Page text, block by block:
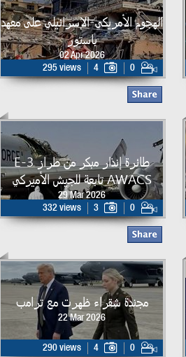
الهجوم الأمريكي-الإسرائيلي على معهد
باستور
02 Apr 2026
295 views
4 0
طائرة إنذار مبكر من طراز E-3
AWACS تابعة للجيش الأميركي
29 Mar 2026
332 views
3 0
مجندة شقراء ظهرت مع ترامب
22 Mar 2026
290 views 4 0